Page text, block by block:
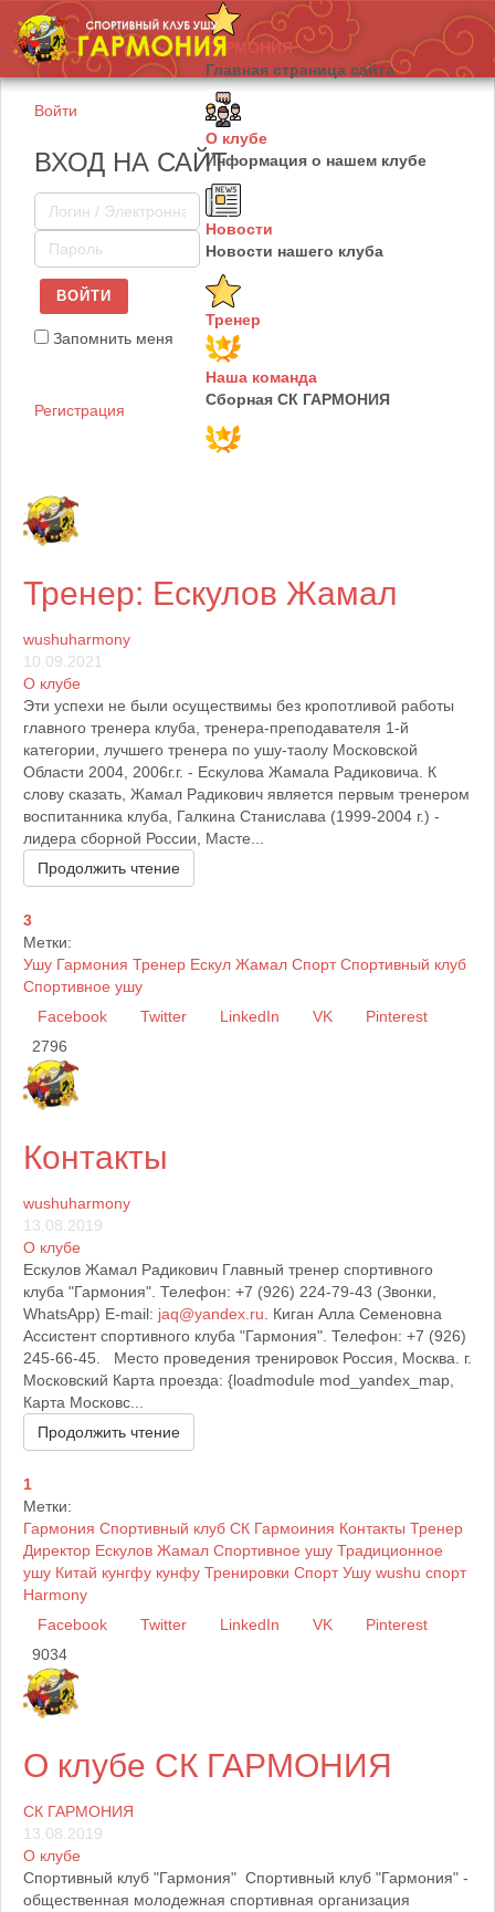
ГАРМОНИЯ
Главная страница сайта
О клубе
Информация о нашем клубе
Новости
Новости нашего клуба
Тренер
Наша команда
Сборная СК ГАРМОНИЯ
Расписание тренировок
-----------------------------------------------
Социальная сеть
Спортивная социальная сеть Ушу
Видео материалы сайта
Войти
ВХОД НА САЙТ
ВОЙТИ
Запомнить меня
Регистрация
Тренер: Ескулов Жамал
wushuharmony
10.09.2021
О клубе
Эти успехи не были осуществимы без кропотливой работы
главного тренера клуба, тренера-преподавателя 1-й
категории, лучшего тренера по ушу-таолу Московской
Области 2004, 2006г.г. - Ескулова Жамала Радиковича. К
слову сказать, Жамал Радикович является первым тренером
воспитанника клуба, Галкина Станислава (1999-2004 г.) -
лидера сборной России, Масте...
Продолжить чтение
3
Метки:
Ушу Гармония Тренер Ескул Жамал Спорт Спортивный клуб
Спортивное ушу
Facebook
Twitter LinkedIn VK
Pinterest
2796
Контакты
wushuharmony
13.08.2019
О клубе
Ескулов Жамал Радикович Главный тренер спортивного
клуба "Гармония". Телефон: +7 (926) 224-79-43 (Звонки,
WhatsApp) E-mail: jaq@yandex.ru . Киган Алла Семеновна
Ассистент спортивного клуба "Гармония". Телефон: +7 (926)
245-66-45. Место проведения тренировок Россия, Москва. г.
Московский Карта проезда: {loadmodule mod_yandex_map,
Карта Московс...
Продолжить чтение
1
Метки:
Гармония Спортивный клуб СК Гармоиния Контакты Тренер
Директор Ескулов Жамал Спортивное ушу Традиционное
ушу Китай кунгфу кунфу Тренировки Спорт Ушу wushu спорт
Harmony
Facebook
Twitter LinkedIn VK
Pinterest
9034
О клубе СК ГАРМОНИЯ
СК ГАРМОНИЯ
13.08.2019
О клубе
Спортивный клуб "Гармония" Спортивный клуб "Гармония" -
общественная молодежная спортивная организация